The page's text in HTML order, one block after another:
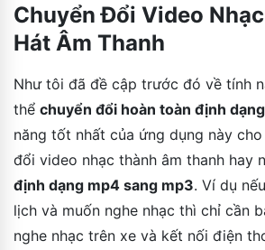
Chuyển Đổi Video
Hát Âm Thanh
Như tôi đã đề cập trước đó về tính
thể chuyển đổi hoàn toàn định
năng tốt nhất của ứng dụng này
đổi video nhạc thành âm thanh hay
định dạng mp4 sang mp3. Ví dụ
lịch và muốn nghe nhạc thì chỉ cần
nghe nhạc trên xe và kết nối điện